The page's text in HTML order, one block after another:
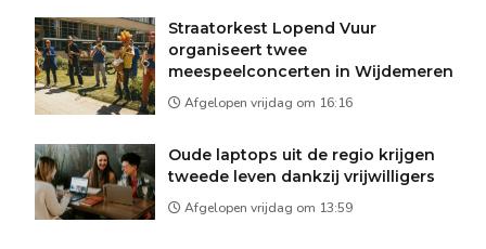
Straatorkest Lopend Vuur
organiseert twee
meespeelconcerten in Wijdemeren
Afgelopen vrijdag om 16:16
Oude laptops uit de regio krijgen
tweede leven dankzij vrijwilligers
Afgelopen vrijdag om 13:59